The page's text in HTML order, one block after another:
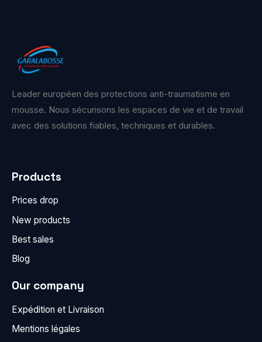
Leader européen des protections anti-traumatisme en
mousse. Nous sécurisons les espaces de vie et de travail
avec des solutions fiables, techniques et durables.
Products
Prices drop
New products
Best sales
Blog
Our company
Expédition et Livraison
Mentions légales